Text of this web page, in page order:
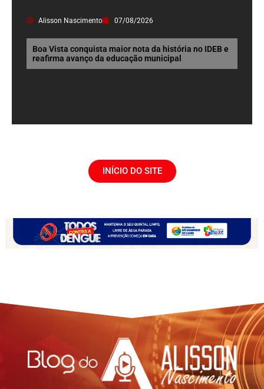
Alisson Nascimento 07/08/2026
Boa Vista conquista maior nota da história no IDEB e
reafirma avanço da educação municipal
INÍCIO DO SITE